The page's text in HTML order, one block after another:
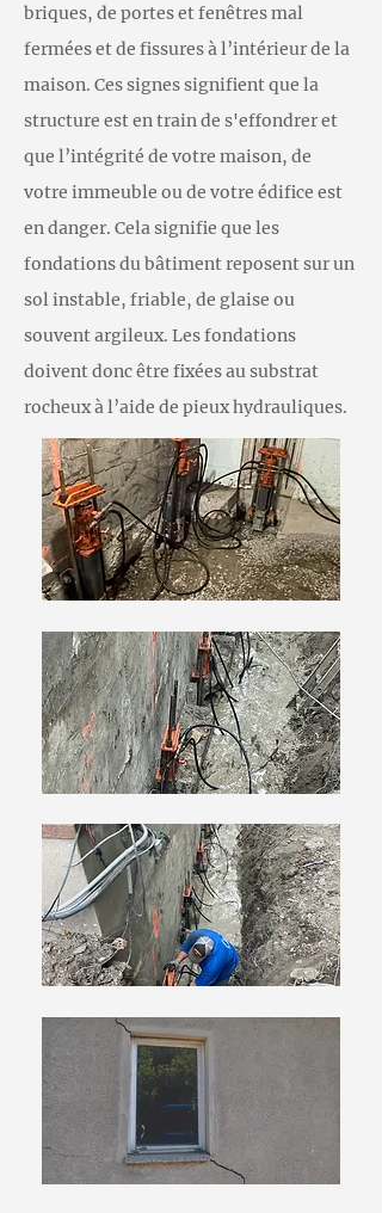
briques, de portes et fenêtres mal
fermées et de fissures à l’intérieur de la
maison. Ces signes signifient que la
structure est en train de s'effondrer et
que l’intégrité de votre maison, de
votre immeuble ou de votre édifice est
en danger. Cela signifie que les
fondations du bâtiment reposent sur un
sol instable, friable, de glaise ou
souvent argileux. Les fondations
doivent donc être fixées au substrat
rocheux à l’aide de pieux hydrauliques.